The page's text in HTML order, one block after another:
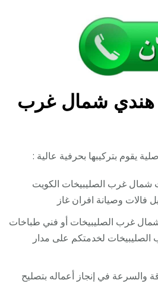
هندي شمال غرب
يقوم بتركيبها بحرفية عالية :
شمال غرب الصليبيخات الكويت
فالات وصيانة افران غاز
غرب الصليبيخات أو فني طباخات
لخدمتكم على مدار
والسرعة في إنجاز أعماله بتصليح